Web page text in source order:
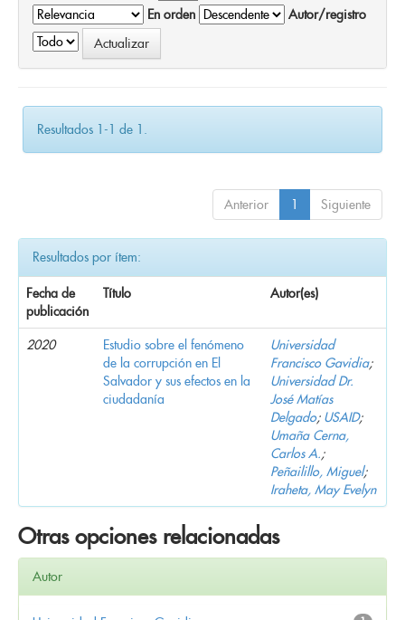
En orden
Autor/registro
Resultados 1-1 de 1.
Anterior 1 Siguiente
Resultados por ítem:
Fecha de
publicación
Título Autor(es)
2020
Estudio sobre el fenómeno
de la corrupción en El
Salvador y sus efectos en la
ciudadanía
Universidad
Francisco Gavidia;
Universidad Dr.
José Matías
Delgado; USAID;
Umaña Cerna,
Carlos A.;
Peñailillo, Miguel;
Iraheta, May Evelyn
Otras opciones relacionadas
Autor